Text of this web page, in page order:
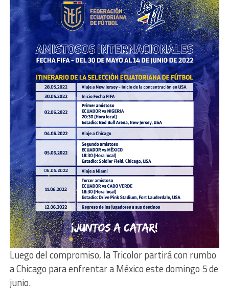
Luego del compromiso, la Tricolor partirá con rumbo
a Chicago para enfrentar a México este domingo 5 de
junio.